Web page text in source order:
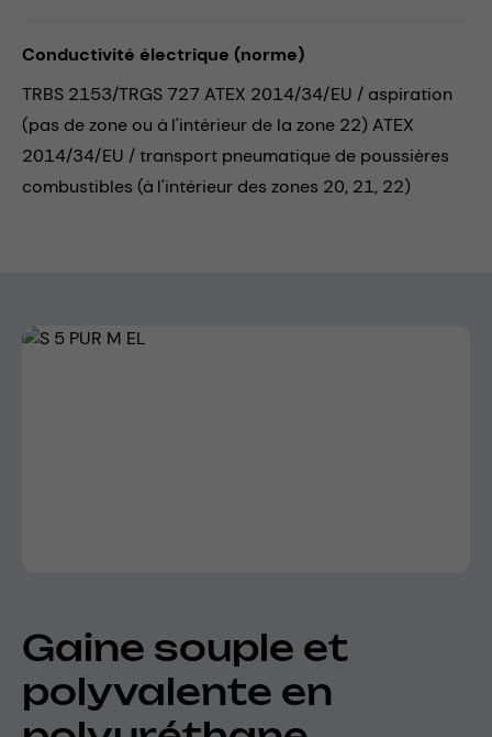
Conductivité électrique (norme)
TRBS 2153/TRGS 727 ATEX 2014/34/EU / aspiration
(pas de zone ou à l'intérieur de la zone 22) ATEX
2014/34/EU / transport pneumatique de poussières
combustibles (à l'intérieur des zones 20, 21, 22)
Skip image gallery
Gaine souple et
polyvalente en